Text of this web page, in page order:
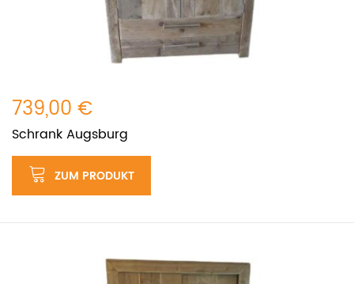
739,00 €
Schrank Augsburg
ZUM PRODUKT